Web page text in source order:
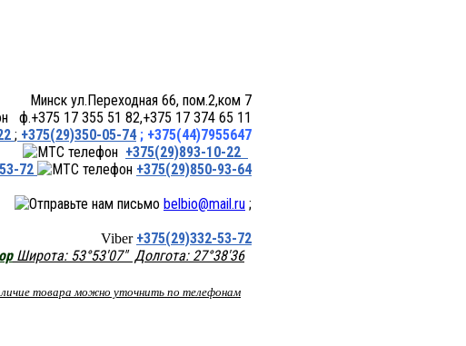
66, пом.2,ком 7
ф.+375 17 355 51 82,+375 17 374 65 11
; +375(29)350-05-74 ; +375(44)7955647
+375(29)893-10-22
72
+375(29)850-93-64
belbio@mail.ru ;
Viber +375(29)332-53-72
Широта: 53°53'07" Долгота: 27°38'36
товара можно уточнить по телефонам